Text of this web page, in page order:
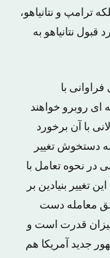
ترامپ و نتانیاهو،
نتانیاهو به
با
ای روبرو خواهند
با آن برخورد
دستخوش تغییر
در نحوه تعامل با
تغییر بنیادین بر
معامله دست
قدرت است و
جدید آمریکا هم